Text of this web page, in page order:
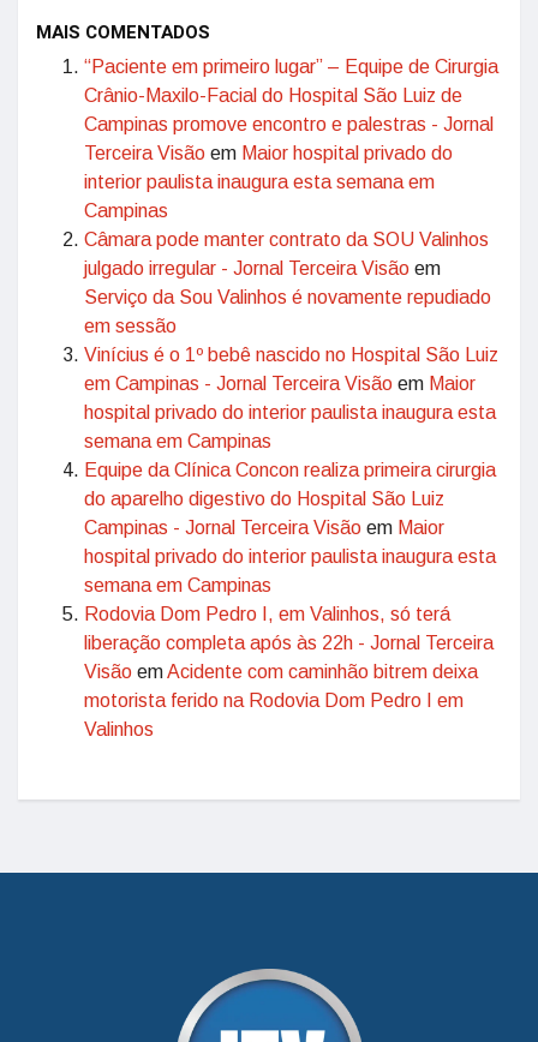
MAIS COMENTADOS
“Paciente em primeiro lugar” – Equipe de Cirurgia
Crânio-Maxilo-Facial do Hospital São Luiz de
Campinas promove encontro e palestras - Jornal
Terceira Visão em Maior hospital privado do
interior paulista inaugura esta semana em
Campinas
Câmara pode manter contrato da SOU Valinhos
julgado irregular - Jornal Terceira Visão em
Serviço da Sou Valinhos é novamente repudiado
em sessão
Vinícius é o 1º bebê nascido no Hospital São Luiz
em Campinas - Jornal Terceira Visão em Maior
hospital privado do interior paulista inaugura esta
semana em Campinas
Equipe da Clínica Concon realiza primeira cirurgia
do aparelho digestivo do Hospital São Luiz
Campinas - Jornal Terceira Visão em Maior
hospital privado do interior paulista inaugura esta
semana em Campinas
Rodovia Dom Pedro I, em Valinhos, só terá
liberação completa após às 22h - Jornal Terceira
Visão emAcidente com caminhão bitrem deixa
motorista ferido na Rodovia Dom Pedro I em
Valinhos